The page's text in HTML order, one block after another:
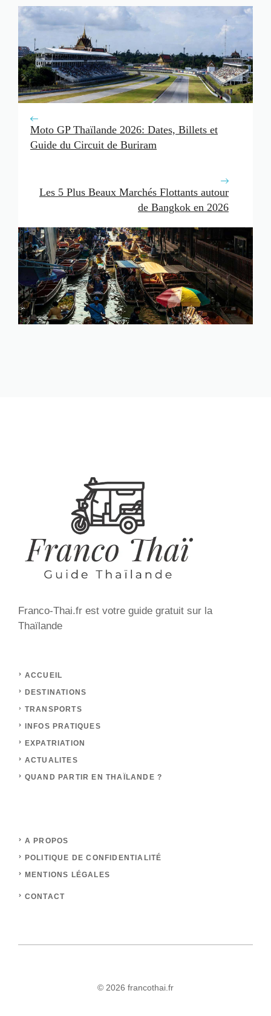
Moto GP Thaïlande 2026: Dates, Billets et
Guide du Circuit de Buriram
Les 5 Plus Beaux Marchés Flottants autour
de Bangkok en 2026
Franco-Thai.fr est votre guide gratuit sur la
Thaïlande
ACCUEIL
DESTINATIONS
TRANSPORTS
INFOS PRATIQUES
EXPATRIATION
ACTUALITES
QUAND PARTIR EN THAÏLANDE ?
A PROPOS
POLITIQUE DE CONFIDENTIALITÉ
MENTIONS LÉGALES
CONTACT
© 2026 francothai.fr